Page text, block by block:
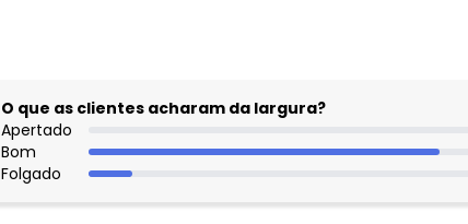
O que as clientes acharam da largura?
Apertado
Bom
Folgado